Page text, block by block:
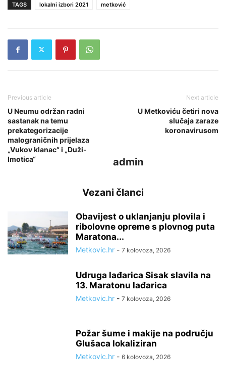
TAGS lokalni izbori 2021 metković
Previous article
U Neumu održan radni
sastanak na temu
prekategorizacije
malograničnih prijelaza
„Vukov klanac“ i „Duži-
Imotica“
Next article
U Metkoviću četiri nova
slučaja zaraze
koronavirusom
admin
Vezani članci
Obavijest o uklanjanju plovila i
ribolovne opreme s plovnog puta
Maratona...
Metkovic.hr - 7 kolovoza, 2026
Udruga lađarica Sisak slavila na
13. Maratonu lađarica
Metkovic.hr - 7 kolovoza, 2026
Požar šume i makije na području
Glušaca lokaliziran
Metkovic.hr - 6 kolovoza, 2026